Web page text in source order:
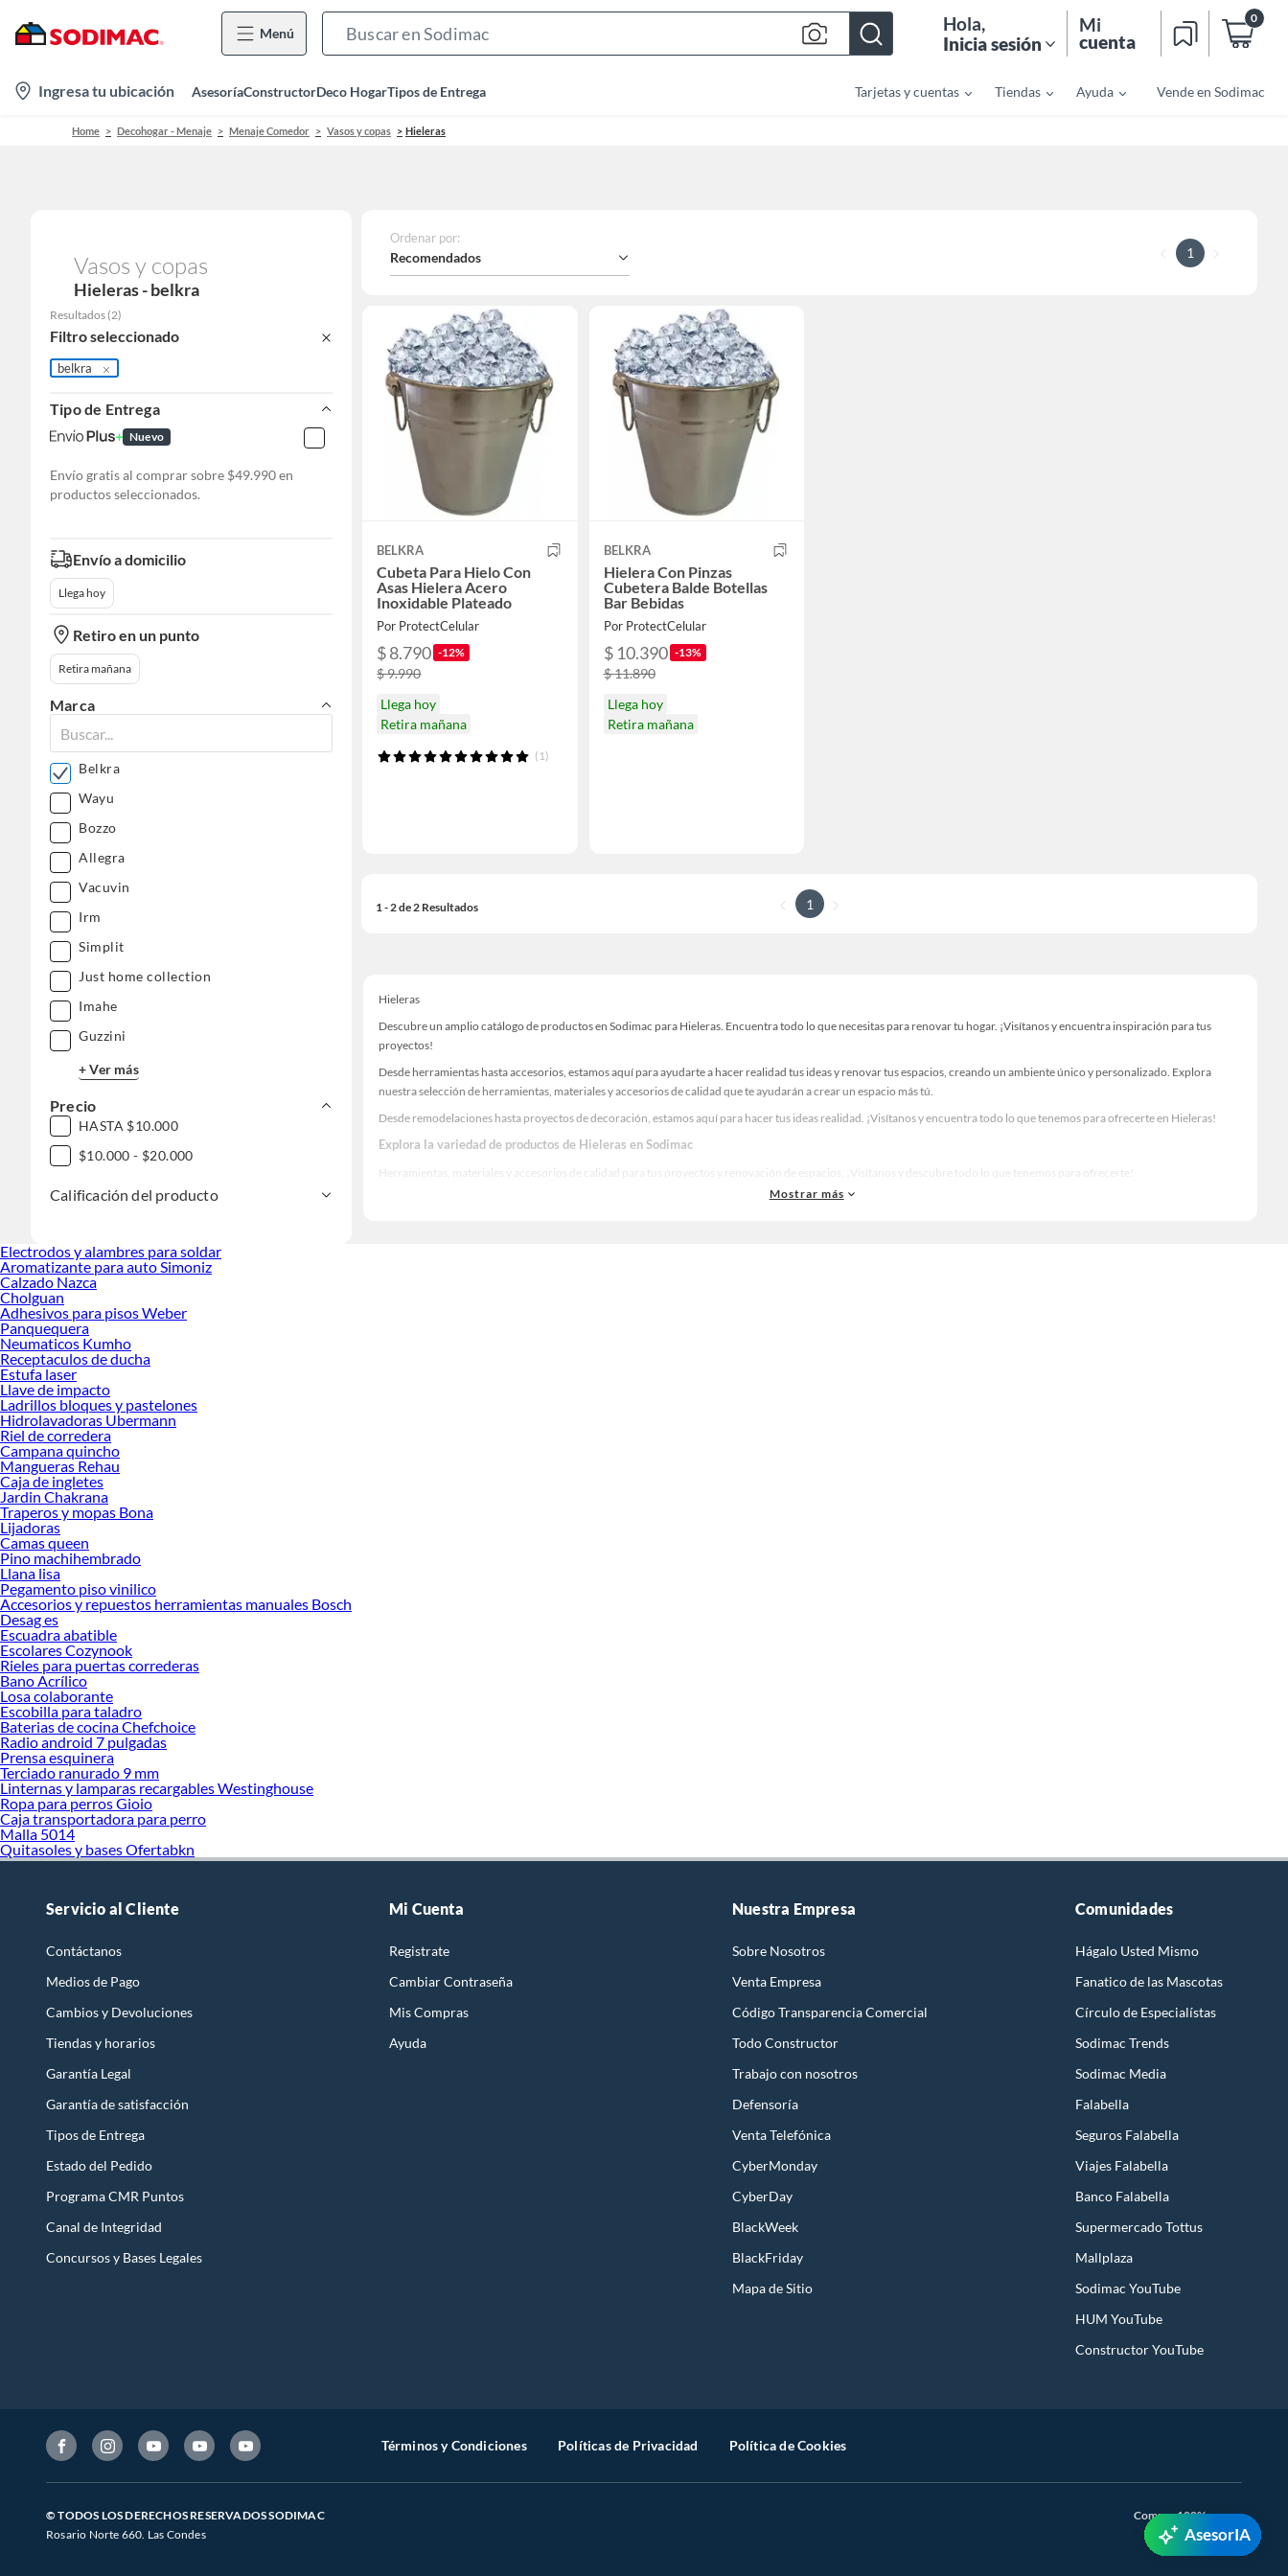
Menú
Bar
Hola,
Inicia sesión
Mi
cuenta
0
location-
icon
Ingresa tu ubicación AsesoríaConstructorDeco HogarTipos de Entrega Tarjetas y cuentas Tiendas Ayuda Vende en Sodimac
Home Decohogar - Menaje Menaje Comedor Vasos y copas Hieleras
Vasos y copas
Hieleras - belkra
Resultados (2)
Filtro seleccionado
belkra
Tipo de Entrega
Nuevo
Envío gratis al comprar sobre $49.990 en
productos seleccionados.
Envío a domicilio
Llega hoy
Retiro en un punto
Retira mañana
Marca
Belkra
Wayu
Bozzo
Allegra
Vacuvin
Irm
Simplit
Just home collection
Imahe
Guzzini
+ Ver más
Precio
HASTA $10.000
$10.000 - $20.000
Calificación del producto
Ordenar por:
Recomendados 1
BELKRA
Cubeta Para Hielo Con
Asas Hielera Acero
Inoxidable Plateado
Por ProtectCelular
$ 8.790 -12%
$ 9.990
Llega hoy
Retira mañana
(1)
BELKRA
Hielera Con Pinzas
Cubetera Balde Botellas
Bar Bebidas
Por ProtectCelular
$ 10.390 -13%
$ 11.890
Llega hoy
Retira mañana
1 - 2 de 2 Resultados 1
Hieleras
Descubre un amplio catálogo de productos en Sodimac para Hieleras. Encuentra todo lo que necesitas para renovar tu hogar. ¡Visítanos y encuentra inspiración para tus
proyectos!
Desde herramientas hasta accesorios, estamos aquí para ayudarte a hacer realidad tus ideas y renovar tus espacios, creando un ambiente único y personalizado. Explora
nuestra selección de herramientas, materiales y accesorios de calidad que te ayudarán a crear un espacio más tú.
Desde remodelaciones hasta proyectos de decoración, estamos aquí para hacer tus ideas realidad. ¡Visítanos y encuentra todo lo que tenemos para ofrecerte en Hieleras!
Explora la variedad de productos de Hieleras en Sodimac
Herramientas, materiales y accesorios de calidad para tus proyectos y renovación de espacios. ¡Visítanos y descubre todo lo que tenemos para ofrecerte!
Encuentra una amplia variedad de productos de Hieleras en Sodimac. Encuentra todo lo necesario para tus proyectos de renovación y decoración. ¡Visítanos y haz tus ideas
Mostrar más
Electrodos y alambres para soldar
Aromatizante para auto Simoniz
Calzado Nazca
Cholguan
Adhesivos para pisos Weber
Panquequera
Neumaticos Kumho
Receptaculos de ducha
Estufa laser
Llave de impacto
Ladrillos bloques y pastelones
Hidrolavadoras Ubermann
Riel de corredera
Campana quincho
Mangueras Rehau
Caja de ingletes
Jardin Chakrana
Traperos y mopas Bona
Lijadoras
Camas queen
Pino machihembrado
Llana lisa
Pegamento piso vinilico
Accesorios y repuestos herramientas manuales Bosch
Desag es
Escuadra abatible
Escolares Cozynook
Rieles para puertas correderas
Bano Acrílico
Losa colaborante
Escobilla para taladro
Baterias de cocina Chefchoice
Radio android 7 pulgadas
Prensa esquinera
Terciado ranurado 9 mm
Linternas y lamparas recargables Westinghouse
Ropa para perros Gioio
Caja transportadora para perro
Malla 5014
Quitasoles y bases Ofertabkn
Servicio al Cliente
Contáctanos
Medios de Pago
Cambios y Devoluciones
Tiendas y horarios
Garantía Legal
Garantía de satisfacción
Tipos de Entrega
Estado del Pedido
Programa CMR Puntos
Canal de Integridad
Concursos y Bases Legales
Mi Cuenta
Registrate
Cambiar Contraseña
Mis Compras
Ayuda
Nuestra Empresa
Sobre Nosotros
Venta Empresa
Código Transparencia Comercial
Todo Constructor
Trabajo con nosotros
Defensoría
Venta Telefónica
CyberMonday
CyberDay
BlackWeek
BlackFriday
Mapa de Sitio
Comunidades
Hágalo Usted Mismo
Fanatico de las Mascotas
Círculo de Especialístas
Sodimac Trends
Sodimac Media
Falabella
Seguros Falabella
Viajes Falabella
Banco Falabella
Supermercado Tottus
Mallplaza
Sodimac YouTube
HUM YouTube
Constructor YouTube
Términos y Condiciones Políticas de Privacidad Política de Cookies
© TODOS LOS DERECHOS RESERVADOS SODIMAC
Rosario Norte 660. Las Condes
Compra 100% segura
AsesorIA